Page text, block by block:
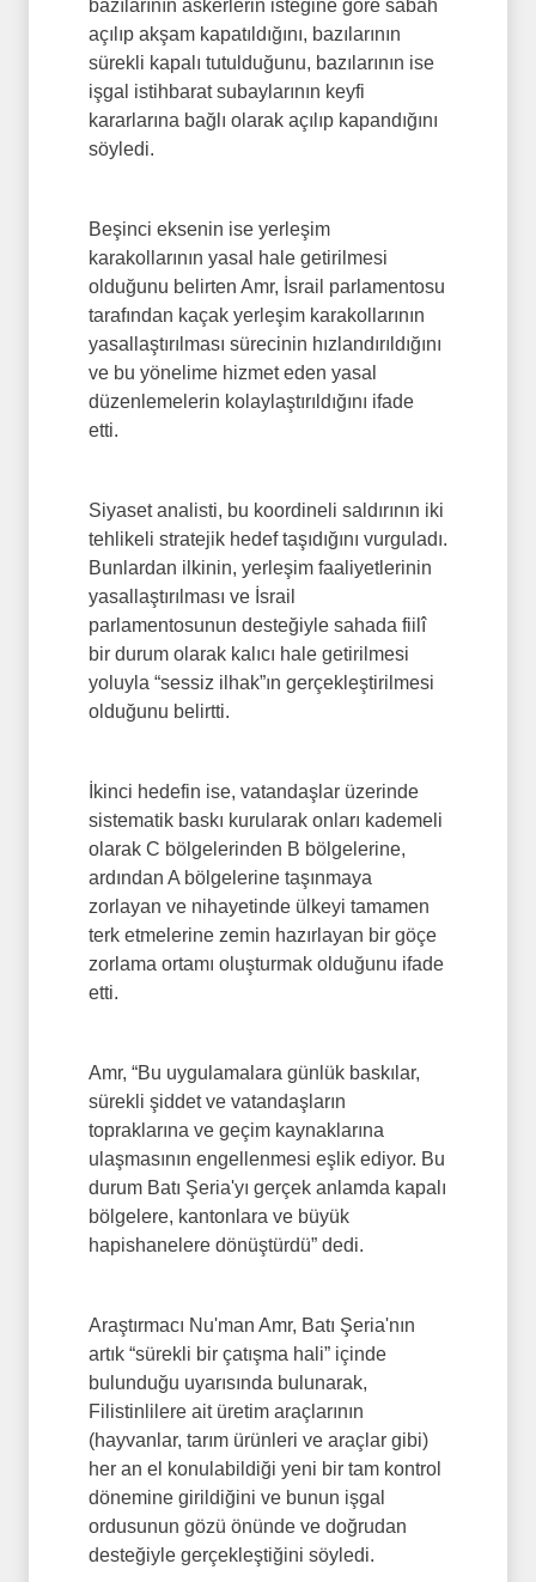
bazılarının askerlerin isteğine göre sabah
açılıp akşam kapatıldığını, bazılarının
sürekli kapalı tutulduğunu, bazılarının ise
işgal istihbarat subaylarının keyfi
kararlarına bağlı olarak açılıp kapandığını
söyledi.
Beşinci eksenin ise yerleşim
karakollarının yasal hale getirilmesi
olduğunu belirten Amr, İsrail parlamentosu
tarafından kaçak yerleşim karakollarının
yasallaştırılması sürecinin hızlandırıldığını
ve bu yönelime hizmet eden yasal
düzenlemelerin kolaylaştırıldığını ifade
etti.
Siyaset analisti, bu koordineli saldırının iki
tehlikeli stratejik hedef taşıdığını vurguladı.
Bunlardan ilkinin, yerleşim faaliyetlerinin
yasallaştırılması ve İsrail
parlamentosunun desteğiyle sahada fiilî
bir durum olarak kalıcı hale getirilmesi
yoluyla “sessiz ilhak”ın gerçekleştirilmesi
olduğunu belirtti.
İkinci hedefin ise, vatandaşlar üzerinde
sistematik baskı kurularak onları kademeli
olarak C bölgelerinden B bölgelerine,
ardından A bölgelerine taşınmaya
zorlayan ve nihayetinde ülkeyi tamamen
terk etmelerine zemin hazırlayan bir göçe
zorlama ortamı oluşturmak olduğunu ifade
etti.
Amr, “Bu uygulamalara günlük baskılar,
sürekli şiddet ve vatandaşların
topraklarına ve geçim kaynaklarına
ulaşmasının engellenmesi eşlik ediyor. Bu
durum Batı Şeria'yı gerçek anlamda kapalı
bölgelere, kantonlara ve büyük
hapishanelere dönüştürdü” dedi.
Araştırmacı Nu'man Amr, Batı Şeria'nın
artık “sürekli bir çatışma hali” içinde
bulunduğu uyarısında bulunarak,
Filistinlilere ait üretim araçlarının
(hayvanlar, tarım ürünleri ve araçlar gibi)
her an el konulabildiği yeni bir tam kontrol
dönemine girildiğini ve bunun işgal
ordusunun gözü önünde ve doğrudan
desteğiyle gerçekleştiğini söyledi.